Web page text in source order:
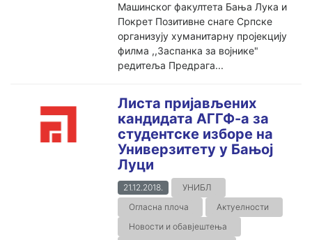
Машинског факултета Бања Лука и
Покрет Позитивне снаге Српске
организују хуманитарну пројекцију
филма ,,Заспанка за војнике"
редитеља Предрага...
Листа пријављених
кандидата АГГФ-а за
студентске изборе на
Универзитету у Бањој
Луци
21.12.2018.
УНИБЛ
Огласна плоча
Актуелности
Новости и обавјештења